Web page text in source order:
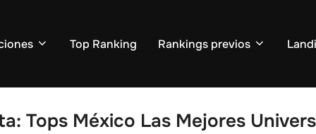
Top Ranking Rankings previos
Tops México Las Mejores